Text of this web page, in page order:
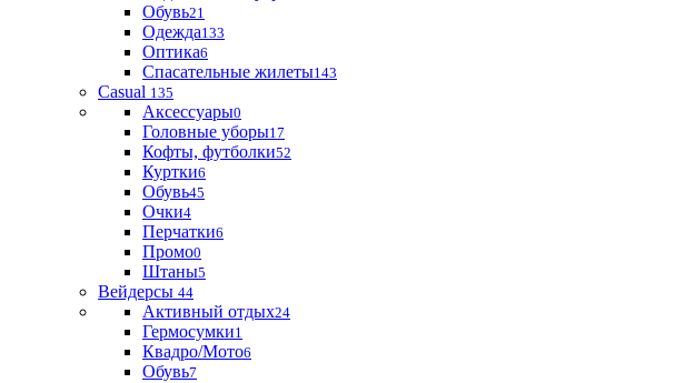
Обувь21
Одежда133
Оптика6
Спасательные жилеты143
Casual 135
Аксессуары0
Головные уборы17
Кофты, футболки52
Куртки6
Обувь45
Очки4
Перчатки6
Промо0
Штаны5
Вейдерсы 44
Активный отдых24
Гермосумки1
Квадро/Мото6
Обувь7